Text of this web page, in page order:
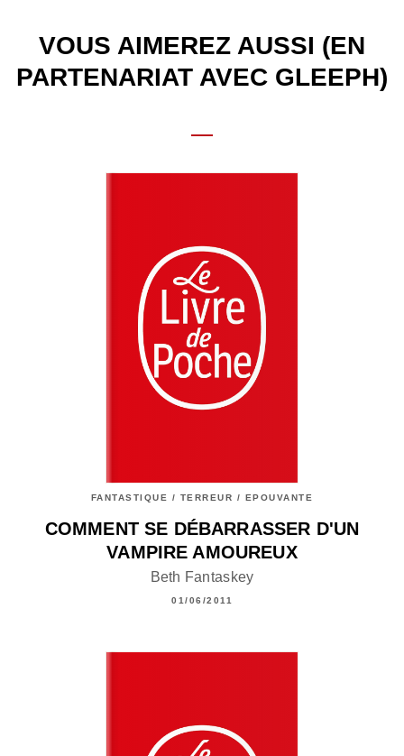
VOUS AIMEREZ AUSSI (EN
PARTENARIAT AVEC GLEEPH)
FANTASTIQUE / TERREUR / EPOUVANTE
COMMENT SE DÉBARRASSER D'UN
VAMPIRE AMOUREUX
Beth Fantaskey
01/06/2011